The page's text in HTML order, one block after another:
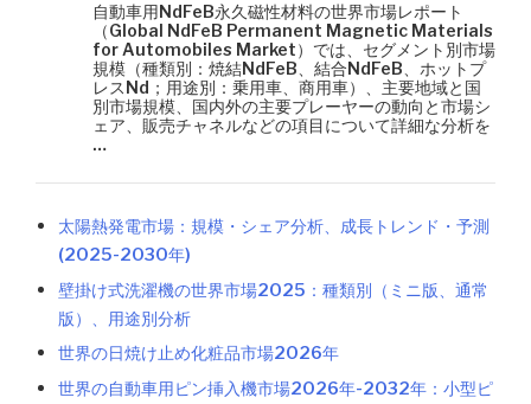
自動車用NdFeB永久磁性材料の世界市場レポート
（Global NdFeB Permanent Magnetic Materials
for Automobiles Market）では、セグメント別市場
規模（種類別：焼結NdFeB、結合NdFeB、ホットプ
レスNd；用途別：乗用車、商用車）、主要地域と国
別市場規模、国内外の主要プレーヤーの動向と市場シ
ェア、販売チャネルなどの項目について詳細な分析を
…
太陽熱発電市場：規模・シェア分析、成長トレンド・予測
(2025-2030年)
壁掛け式洗濯機の世界市場2025：種類別（ミニ版、通常
版）、用途別分析
世界の日焼け止め化粧品市場2026年
世界の自動車用ピン挿入機市場2026年-2032年：小型ピ